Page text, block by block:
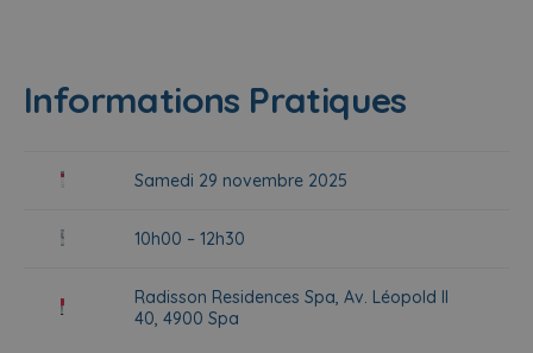
Informations Pratiques
Samedi 29 novembre 2025
10h00 – 12h30
Radisson Residences Spa, Av. Léopold II
40, 4900 Spa